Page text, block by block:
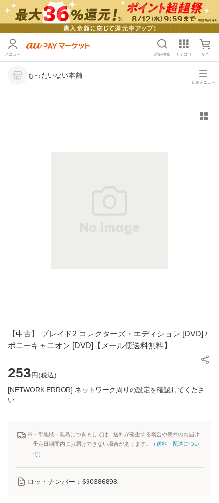
メニュー 詳細検索 カテゴリ かご
もったいない本舗
店舗メニュー
【中古】 ブレイド2 コレクターズ・エディション [DVD] /
ポニーキャニオン [DVD]【メール便送料無料】
253円(税込)
[NETWORK ERROR] ネットワーク周りの設定を確認してくださ
い
※一部地域・離島につきましては、送料が発生する場合や表示のお届け
予定日期間内にお届けできない場合があります。（送料・配送につい
て ）
ロットナンバー： 690386898